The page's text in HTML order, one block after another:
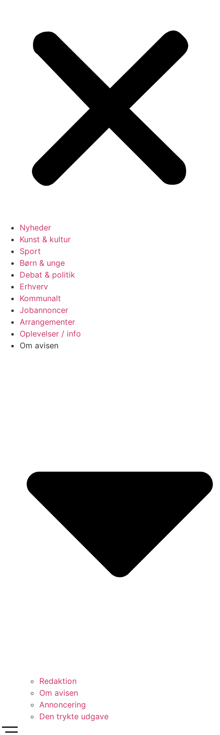
Nyheder
Kunst & kultur
Sport
Børn & unge
Debat & politik
Erhverv
Kommunalt
Jobannoncer
Arrangementer
Oplevelser / info
Om avisen
Redaktion
Om avisen
Annoncering
Den trykte udgave